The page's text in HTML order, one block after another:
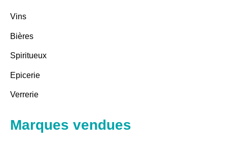
Vins
Bières
Spiritueux
Epicerie
Verrerie
Marques vendues